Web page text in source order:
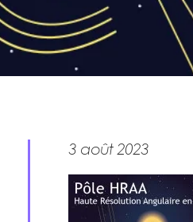
3 août 2023